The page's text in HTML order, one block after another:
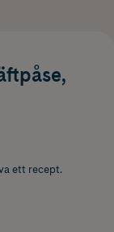
ett recept.